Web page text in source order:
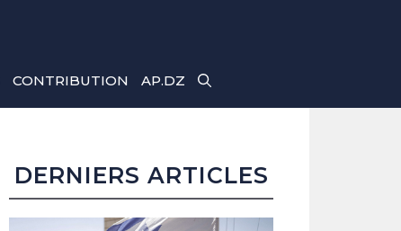
CONTRIBUTION AP.DZ
DERNIERS ARTICLES